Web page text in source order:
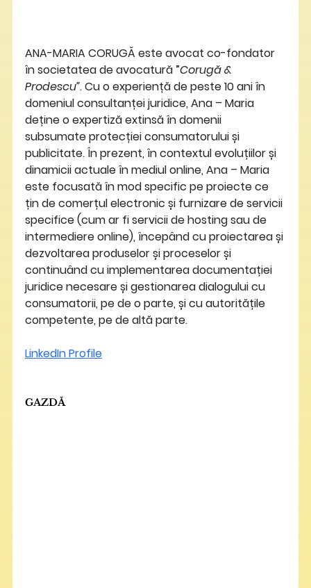
ANA-MARIA CORUGĂ este avocat co-fondator
în societatea de avocatură ”Corugă &
Prodescu”. Cu o experiență de peste 10 ani în
domeniul consultanței juridice, Ana – Maria
deține o expertiză extinsă în domenii
subsumate protecției consumatorului și
publicitate. În prezent, în contextul evoluțiilor și
dinamicii actuale în mediul online, Ana – Maria
este focusată în mod specific pe proiecte ce
țin de comerțul electronic și furnizare de servicii
specifice (cum ar fi servicii de hosting sau de
intermediere online), începând cu proiectarea și
dezvoltarea produselor și proceselor și
continuând cu implementarea documentației
juridice necesare și gestionarea dialogului cu
consumatorii, pe de o parte, și cu autoritățile
competente, pe de altă parte.
LinkedIn Profile
GAZDĂ